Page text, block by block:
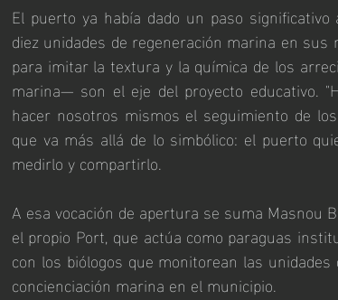
El puerto ya había dado un paso
diez unidades de regeneración marina en
para imitar la textura y la química de los
marina— son el eje del proyecto educativo.
hacer nosotros mismos el seguimiento de
que va más allá de lo simbólico: el puerto
medirlo y compartirlo.
A esa vocación de apertura se suma Masnou
el propio Port, que actúa como paraguas
con los biólogos que monitorean las
concienciación marina en el municipio.